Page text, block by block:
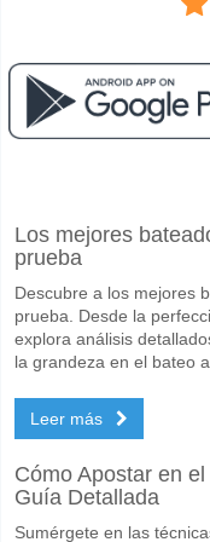
El partido entre Hull v
Millwall para el Ganador
Marcarán ambos
Sí para Ambos Equipos
Cuál es el
En el lado arriesgado,
Los mejores
prueba
Descubre a los mejores
prueba. Desde la
explora análisis
la grandeza en el bateo
Leer más
Cómo Apostar en
Guía Detallada
Sumérgete en las